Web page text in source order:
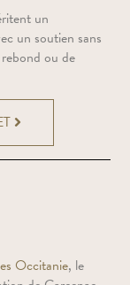
un
un soutien sans
ou de
Occitanie, le